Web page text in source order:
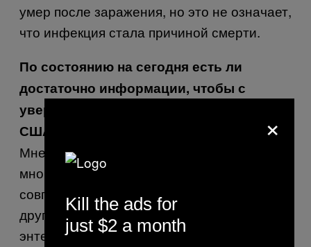
умер после заражения, но это не означает,
что инфекция стала причиной смерти.
По состоянию на сегодня есть ли
достаточно информации, чтобы с
уверенностью утверждать, что кто-то в
США умер от EV-D68?
Мне кажется, что этот вирус циркулирует у
многих людей, так что просто по
совпадению кто-то может умереть по
другой причине, но у него был выявлен
энтеровирус. Таким образом, необходимо
×
Kill the ads for
just $2 a month